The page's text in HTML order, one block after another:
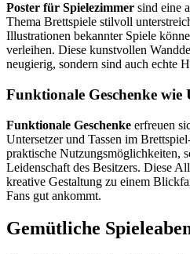
Poster für Spielezimmer sind eine
Thema Brettspiele stilvoll
Illustrationen bekannter Spiele
verleihen. Diese kunstvollen
neugierig, sondern sind auch echte
Funktionale Geschenke wie
Funktionale Geschenke erfreuen
Untersetzer und Tassen im
praktische Nutzungsmöglichkeiten,
Leidenschaft des Besitzers. Diese
kreative Gestaltung zu einem
Fans gut ankommt.
Gemütliche